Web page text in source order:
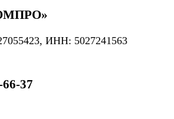
ИНН: 5027241563
37